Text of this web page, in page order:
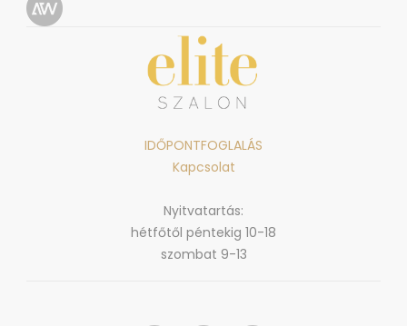
IDŐPONTFOGLALÁS
Kapcsolat
Nyitvatartás:
hétfőtől péntekig 10-18
szombat 9-13